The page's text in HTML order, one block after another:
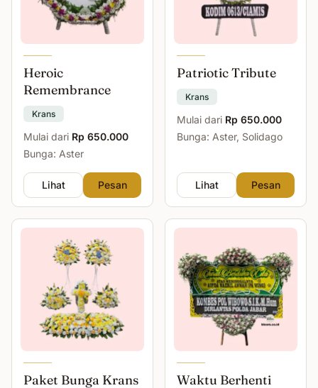
Heroic
Remembrance
Krans
Mulai dari Rp 650.000
Bunga: Aster
Lihat Pesan
Patriotic Tribute
Krans
Mulai dari Rp 650.000
Bunga: Aster, Solidago
Lihat Pesan
Paket Bunga Krans
Waktu Berhenti